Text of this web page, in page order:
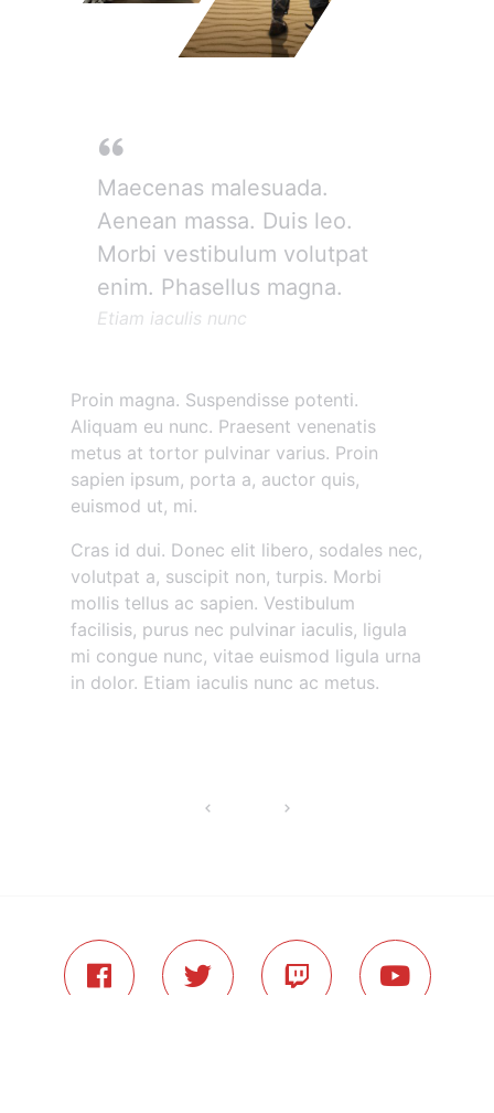
Maecenas malesuada.
Aenean massa. Duis leo.
Morbi vestibulum volutpat
enim. Phasellus magna.
Etiam iaculis nunc
Proin magna. Suspendisse potenti.
Aliquam eu nunc. Praesent venenatis
metus at tortor pulvinar varius. Proin
sapien ipsum, porta a, auctor quis,
euismod ut, mi.
Cras id dui. Donec elit libero, sodales nec,
volutpat a, suscipit non, turpis. Morbi
mollis tellus ac sapien. Vestibulum
facilisis, purus nec pulvinar iaculis, ligula
mi congue nunc, vitae euismod ligula urna
in dolor. Etiam iaculis nunc ac metus.